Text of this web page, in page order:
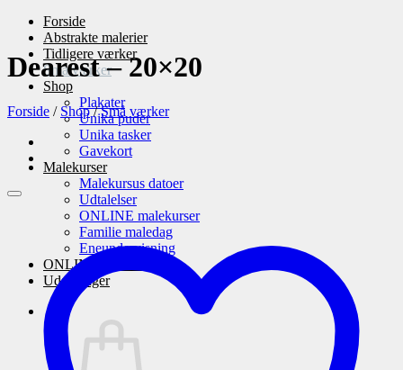
Forside
Abstrakte malerier
Tidligere værker
Små værker
Shop
Plakater
Unika puder
Unika tasker
Gavekort
Malekurser
Malekursus datoer
Udtalelser
ONLINE malekurser
Familie maledag
Eneundervisning
ONLINE maleskole
Udstillinger
Dearest – 20×20
Forside / Shop / Små værker